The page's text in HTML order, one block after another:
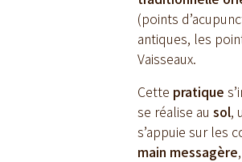
(points
antiques, les
Vaisseaux.
Cette pratique
se réalise ausol,
s’appuie sur les
main messagère